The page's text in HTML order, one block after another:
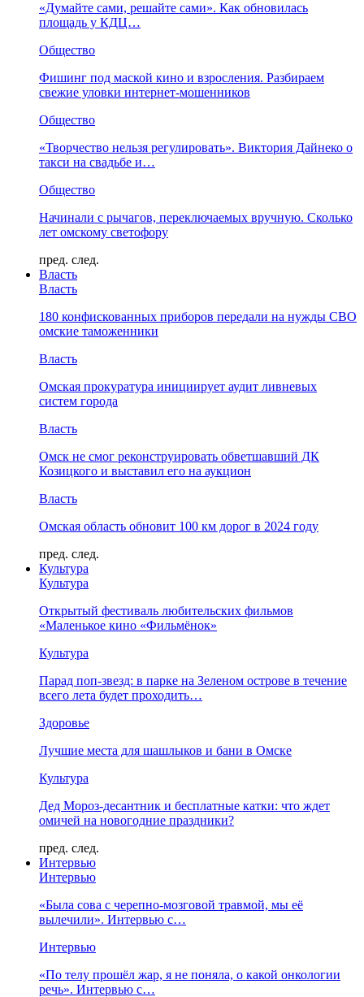
«Думайте сами, решайте сами». Как обновилась
площадь у КДЦ…
Общество
Фишинг под маской кино и взросления. Разбираем
свежие уловки интернет-мошенников
Общество
«Творчество нельзя регулировать». Виктория Дайнеко о
такси на свадьбе и…
Общество
Начинали с рычагов, переключаемых вручную. Сколько
лет омскому светофору
пред. след.
Власть
Власть
180 конфискованных приборов передали на нужды СВО
омские таможенники
Власть
Омская прокуратура инициирует аудит ливневых
систем города
Власть
Омск не смог реконструировать обветшавший ДК
Козицкого и выставил его на аукцион
Власть
Омская область обновит 100 км дорог в 2024 году
пред. след.
Культура
Культура
Открытый фестиваль любительских фильмов
«Маленькое кино «Фильмёнок»
Культура
Парад поп-звезд: в парке на Зеленом острове в течение
всего лета будет проходить…
Здоровье
Лучшие места для шашлыков и бани в Омске
Культура
Дед Мороз-десантник и бесплатные катки: что ждет
омичей на новогодние праздники?
пред. след.
Интервью
Интервью
«Была сова с черепно-мозговой травмой, мы её
вылечили». Интервью с…
Интервью
«По телу прошёл жар, я не поняла, о какой онкологии
речь». Интервью с…